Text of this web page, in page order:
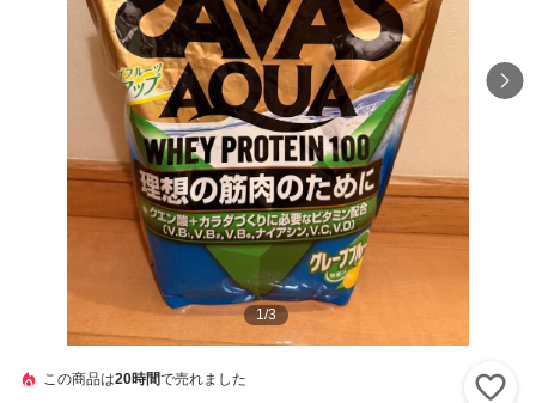
1/3
この商品は20時間で売れました